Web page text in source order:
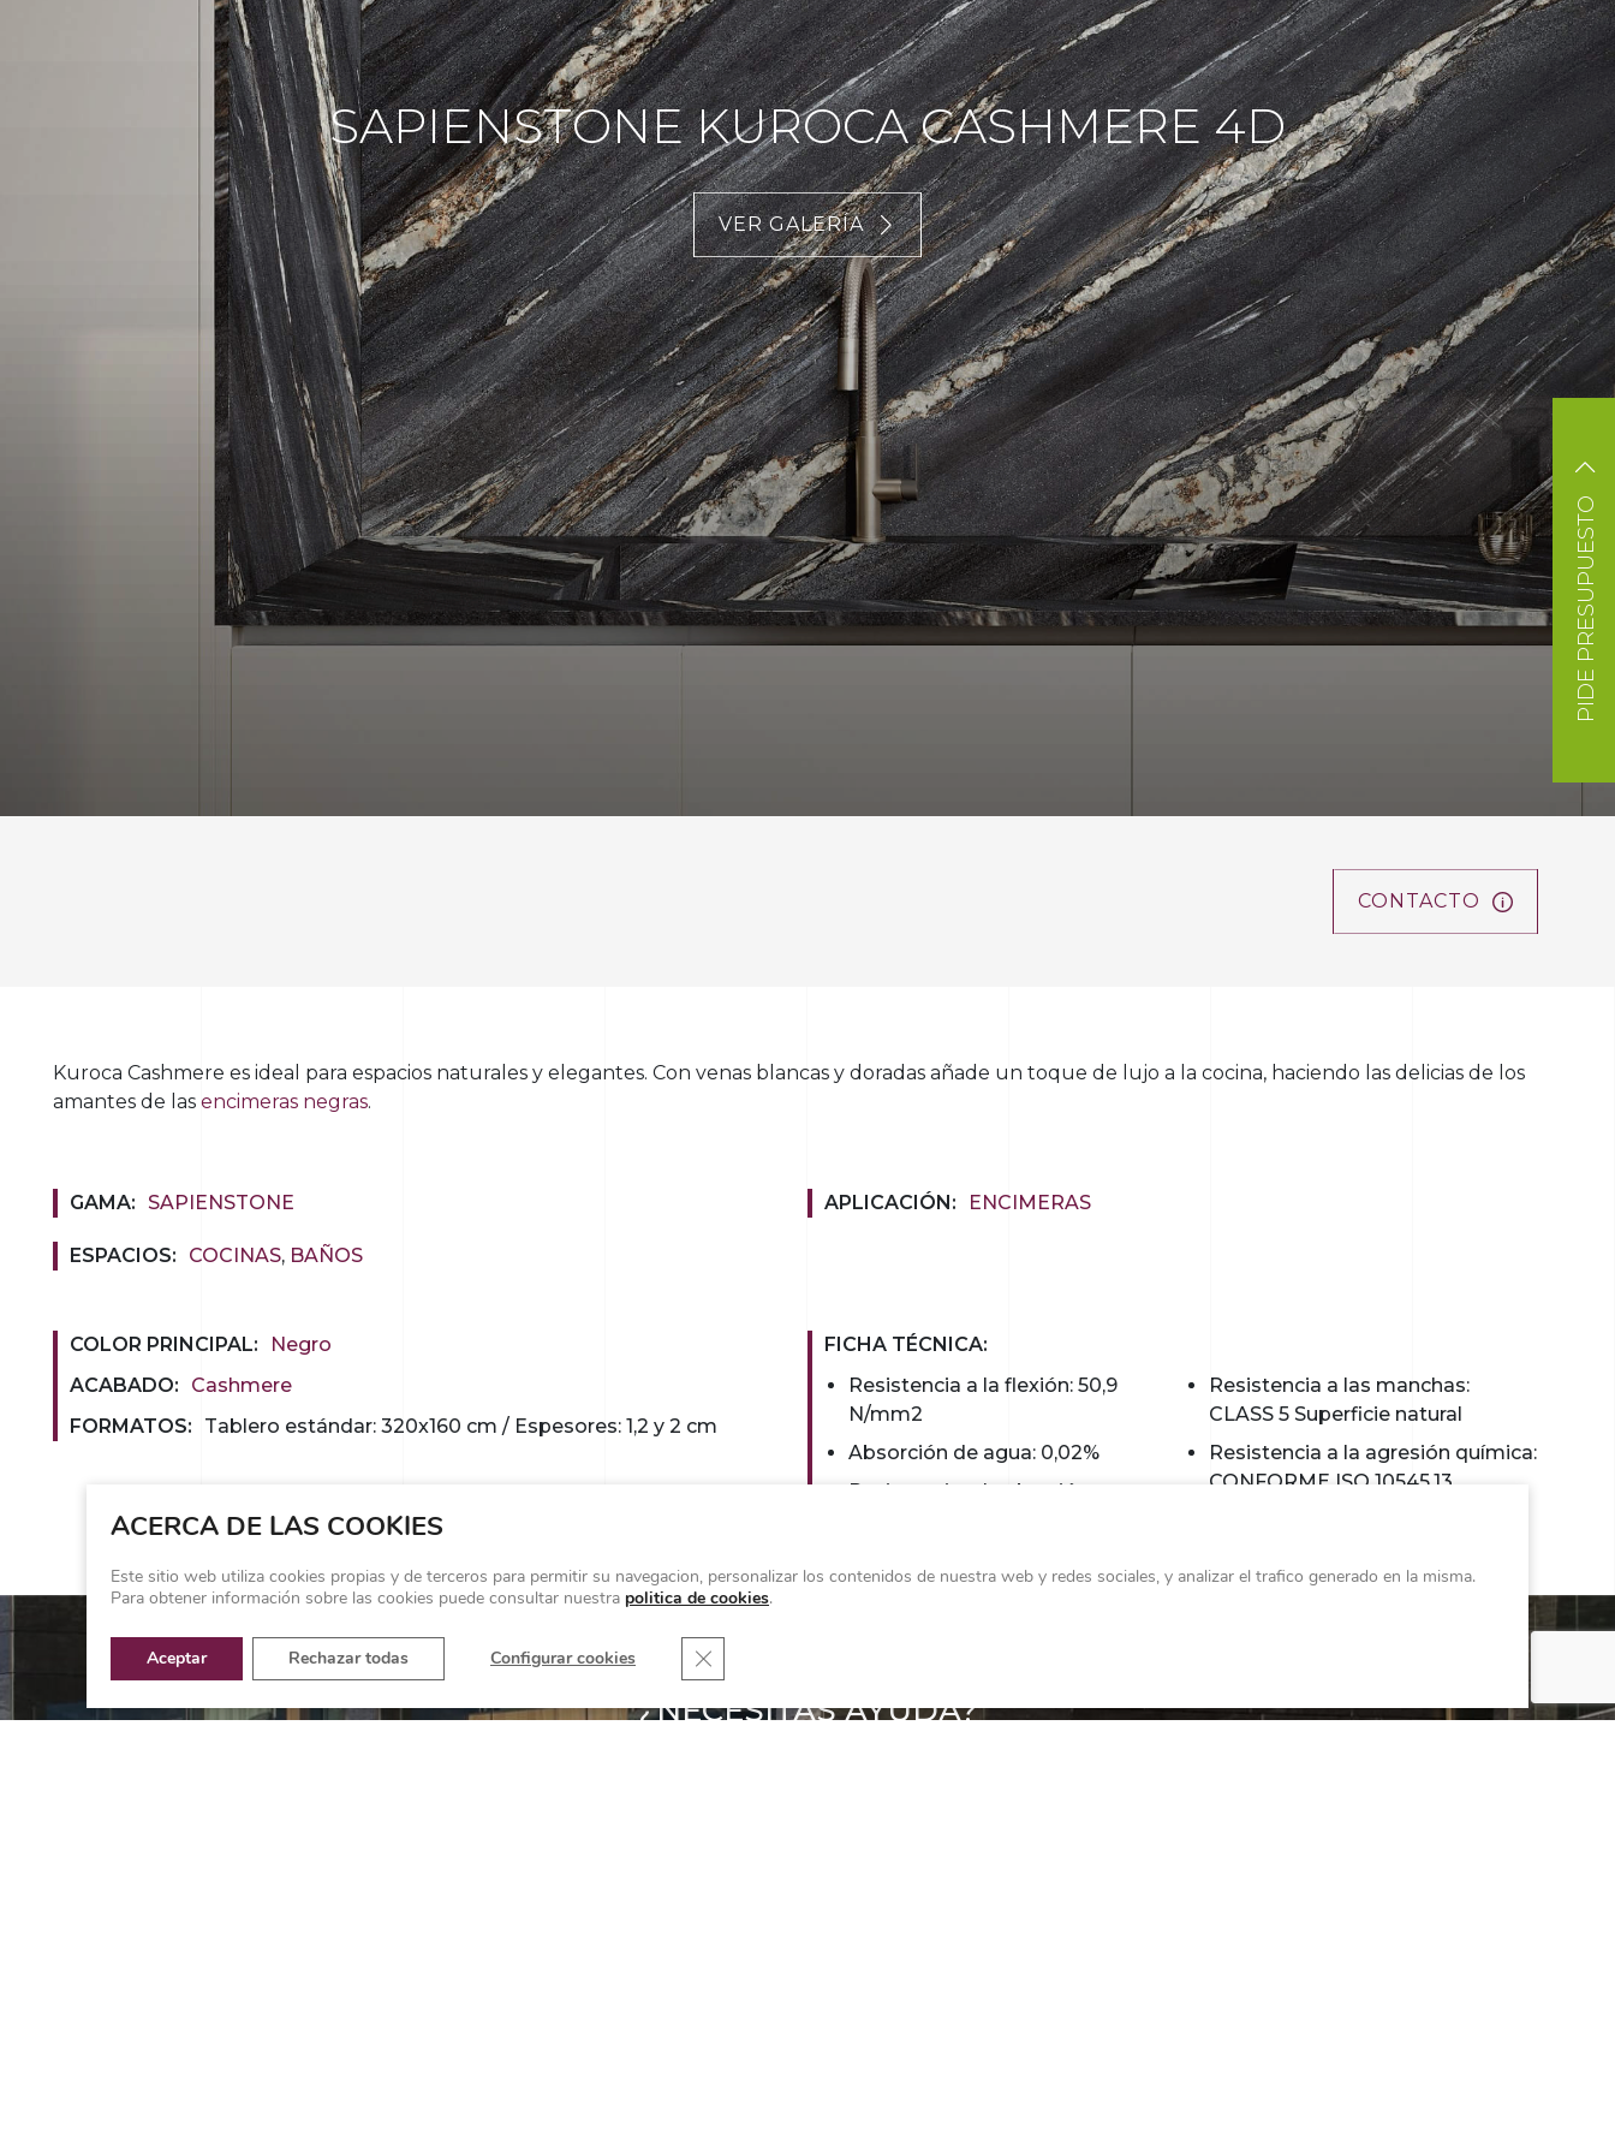
SAPIENSTONE KUROCA CASHMERE 4D
VER GALERÍA
CONTACTO
Kuroca Cashmere es ideal para espacios naturales y elegantes. Con venas blancas y doradas añade un toque de lujo a la cocina, haciendo las delicias de los
amantes de las encimeras negras.
GAMA: SAPIENSTONE
ESPACIOS: COCINAS, BAÑOS
APLICACIÓN: ENCIMERAS
COLOR PRINCIPAL:
Negro
ACABADO:
Cashmere
FORMATOS:
Tablero estándar: 320x160 cm / Espesores: 1,2 y 2 cm
FICHA TÉCNICA:
Resistencia a la flexión: 50,9
N/mm2
Absorción de agua: 0,02%
Resistencia a la abrasión
Resistencia a las manchas:
CLASS 5 Superficie natural
Resistencia a la agresión química:
CONFORME ISO 10545.13
¿NECESITAS AYUDA?
ACERCA DE LAS COOKIES
Este sitio web utiliza cookies propias y de terceros para permitir su navegacion, personalizar los contenidos de nuestra web y redes sociales, y analizar el trafico generado en la misma.
Para obtener información sobre las cookies puede consultar nuestra politica de cookies.
Aceptar Rechazar todas Configurar cookies Cerrar el banner de cookies RGPD
PIDE PRESUPUESTO